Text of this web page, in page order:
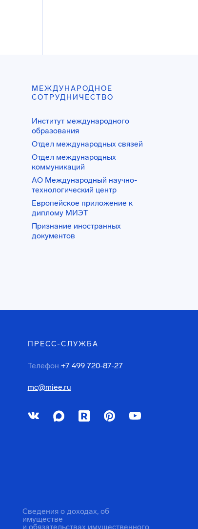
МЕЖДУНАРОДНОЕ
СОТРУДНИЧЕСТВО
Институт международного
образования
Отдел международных связей
Отдел международных
коммуникаций
АО Международный научно-
технологический центр
Европейское приложение к
диплому МИЭТ
Признание иностранных
документов
ПРЕСС-СЛУЖБА
Телефон +7 499 720-87-27
mc@miee.ru
Сведения о доходах, об
имуществе
и обязательствах имущественного